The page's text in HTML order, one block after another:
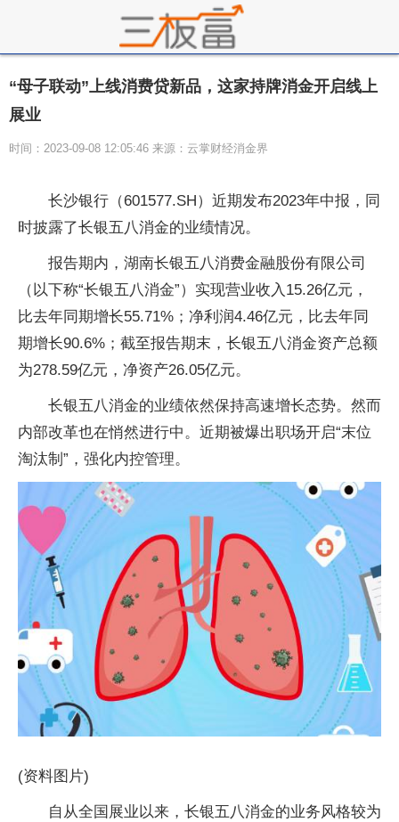
“母子联动”上线消费贷新品，这家持牌消金开启线上
展业
时间：2023-09-08 12:05:46 来源：云掌财经消金界
长沙银行（601577.SH）近期发布2023年中报，同
时披露了长银五八消金的业绩情况。
报告期内，湖南长银五八消费金融股份有限公司
（以下称“长银五八消金”）实现营业收入15.26亿元，
比去年同期增长55.71%；净利润4.46亿元，比去年同
期增长90.6%；截至报告期末，长银五八消金资产总额
为278.59亿元，净资产26.05亿元。
长银五八消金的业绩依然保持高速增长态势。然而
内部改革也在悄然进行中。近期被爆出职场开启“末位
淘汰制”，强化内控管理。
(资料图片)
自从全国展业以来，长银五八消金的业务风格较为